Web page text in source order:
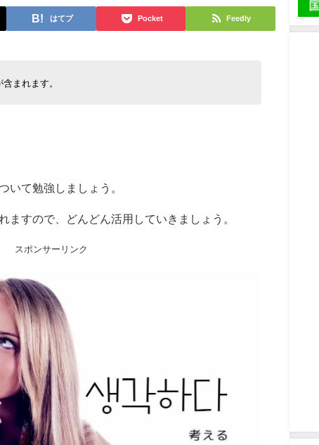
はてブ Pocket Feedly
まれます。
いて勉強しましょう。
ますので、どんどん活用していきましょう。
スポンサーリンク